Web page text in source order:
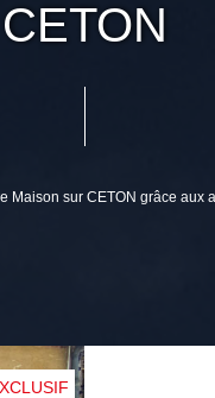
CETON
sur CETON grâce